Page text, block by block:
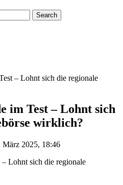
Search
– Lohnt sich die regionale
im Test – Lohnt sich
wirklich?
März 2025, 18:46